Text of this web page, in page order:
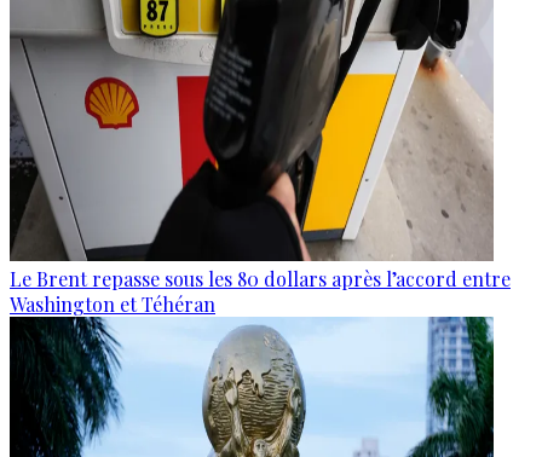
Le Brent repasse sous les 80 dollars après l’accord entre
Washington et Téhéran